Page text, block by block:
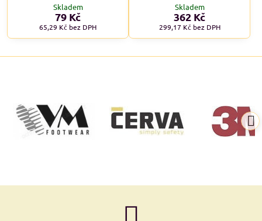
Skladem
79 Kč
65,29 Kč bez DPH
Skladem
362 Kč
299,17 Kč bez DPH